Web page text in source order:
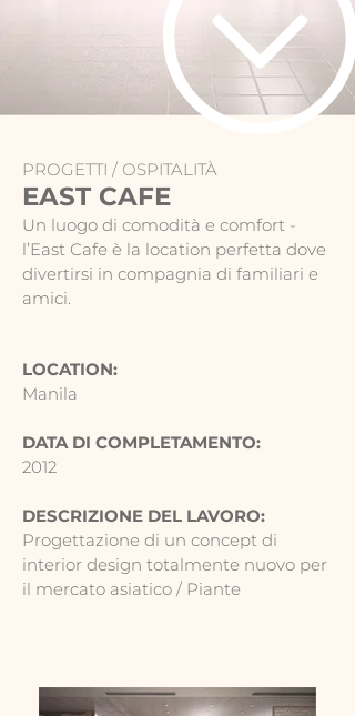
PROGETTI / OSPITALITÀ
EAST CAFE
Un luogo di comodità e comfort -
l’East Cafe è la location perfetta dove
divertirsi in compagnia di familiari e
amici.
LOCATION:
Manila
DATA DI COMPLETAMENTO:
2012
DESCRIZIONE DEL LAVORO:
Progettazione di un concept di
interior design totalmente nuovo per
il mercato asiatico / Piante